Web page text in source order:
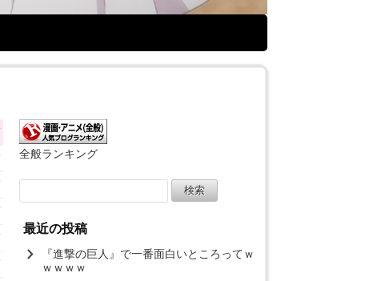
全般ランキング
索:
最近の投稿
『進撃の巨人』で一番面白いところってｗ
ｗｗｗｗ